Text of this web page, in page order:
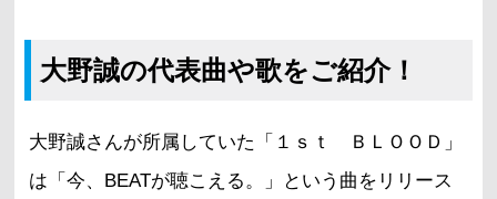
大野誠の代表曲や歌をご紹介！
大野誠さんが所属していた「１ｓｔ ＢＬＯＯＤ」
は「今、BEATが聴こえる。」という曲をリリース